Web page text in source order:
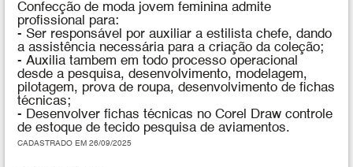
Confecção de moda jovem feminina admite
profissional para:
- Ser responsável por auxiliar a estilista chefe, dando
a assistência necessária para a criação da coleção;
- Auxilia tambem em todo processo operacional
desde a pesquisa, desenvolvimento, modelagem,
pilotagem, prova de roupa, desenvolvimento de fichas
técnicas;
- Desenvolver fichas técnicas no Corel Draw controle
de estoque de tecido ⁠pesquisa de aviamentos.
CADASTRADO EM 26/09/2025